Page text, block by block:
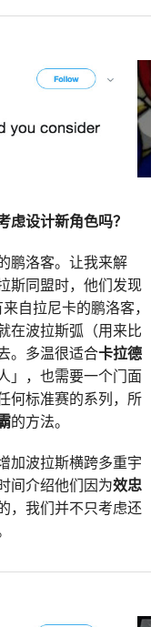
虑设计新角色吗？
鹏洛客。让我来解
斯同盟时，他们发现
自拉尼卡的鹏洛客，
在波拉斯弧（用来比
。多温很适合卡拉德
」，也需要一个门面
何标准赛的系列，所
的方法。
加波拉斯横跨多重宇
间介绍他们因为效忠
，我们并不只考虑还